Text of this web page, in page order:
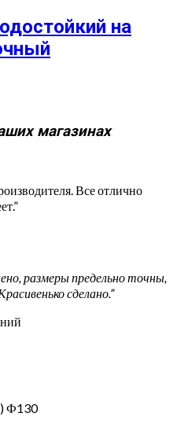
на
магазинах
Все отлично
размеры предельно точны,
сделано.”
Ф130